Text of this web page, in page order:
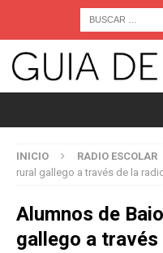
INICIO RADIO ESCOLAR
rural gallego a través de la
Alumnos de
gallego a través